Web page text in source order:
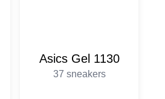
Asics Gel 1130
37 sneakers